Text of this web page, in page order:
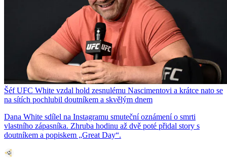
Šéf UFC White vzdal hold zesnulému Nascimentovi a krátce nato se
na sítích pochlubil doutníkem a skvělým dnem
Dana White sdílel na Instagramu smuteční oznámení o smrti
vlastního zápasníka. Zhruba hodinu až dvě poté přidal story s
doutníkem a popiskem „Great Day“.